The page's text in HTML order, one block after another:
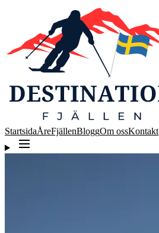
StartsidaÅreFjällenBloggOm ossKontakt